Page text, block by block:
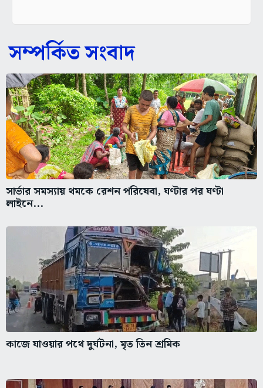
সম্পর্কিত সংবাদ
সার্ভার সমস্যায় থমকে রেশন পরিষেবা, ঘণ্টার পর ঘণ্টা
লাইনে...
কাজে যাওয়ার পথে দুর্ঘটনা, মৃত তিন শ্রমিক